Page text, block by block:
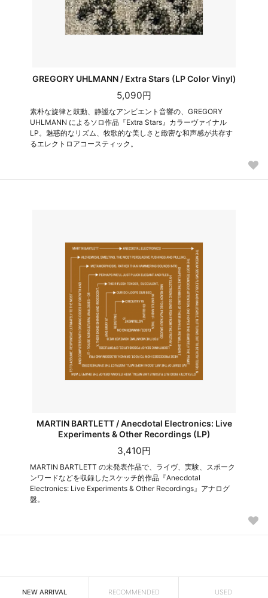
GREGORY UHLMANN / Extra Stars (LP Color Vinyl)
5,090円
素朴な旋律と鼓動、静謐なアンビエント音響の、GREGORY
UHLMANN によるソロ作品『Extra Stars』カラーヴァイナル
LP。魅惑的なリズム、牧歌的な美しさと緻密な和声感が共存す
るエレクトロアコースティック。
MARTIN BARTLETT / Anecdotal Electronics: Live
Experiments & Other Recordings (LP)
3,410円
MARTIN BARTLETT の未発表作品で、ライヴ、実験、スポーク
ンワードなどを収録したスケッチ的作品『Anecdotal
Electronics: Live Experiments & Other Recordings』アナログ
盤。
NEW ARRIVAL RECOMMENDED USED